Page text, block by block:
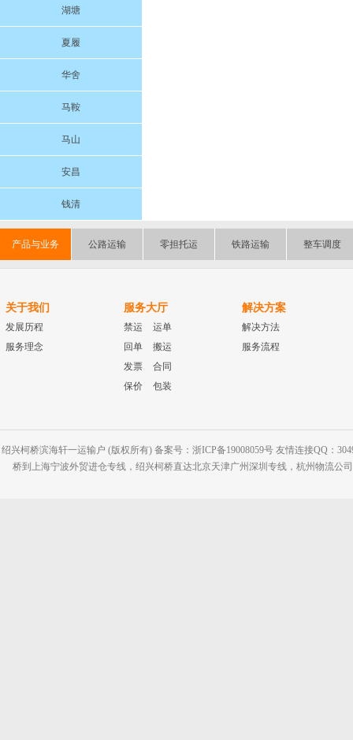
湖塘
夏履
华舍
马鞍
马山
安昌
钱清
产品与业务 公路运输 零担托运 铁路运输 整车调度
关于我们
发展历程
服务理念
服务大厅
禁运
运单
回单
搬运
发票
合同
保价
包装
解决方案
解决方法
服务流程
绍兴柯桥滨海轩一运输户 (版权所有) 备案号：浙ICP备19008059号 友情连接QQ：
桥到上海宁波外贸进仓专线，绍兴柯桥直达北京天津广州深圳专线，杭州物流公